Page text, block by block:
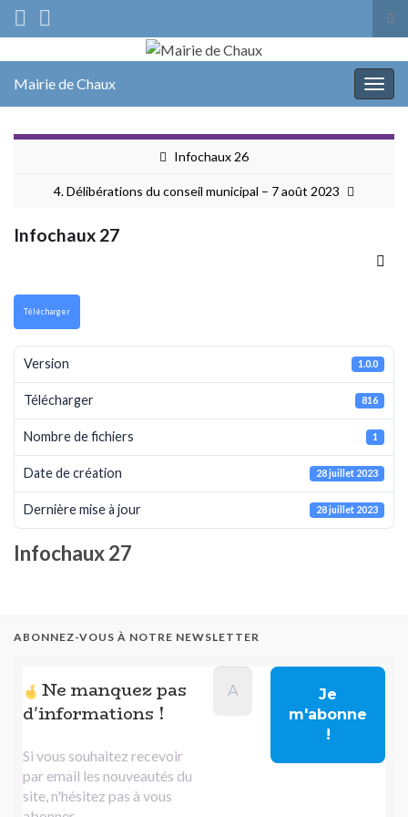
Search for:
Mairie de Chaux
Infochaux 26
4. Délibérations du conseil municipal – 7 août 2023
Infochaux 27
Télécharger
Version 1.0.0
Télécharger 816
Nombre de fichiers 1
Date de création 28 juillet 2023
Dernière mise à jour 28 juillet 2023
Infochaux 27
ABONNEZ-VOUS À NOTRE NEWSLETTER
Ne manquez pas
d'informations !
Si vous souhaitez recevoir
par email les nouveautés du
site, n'hésitez pas à vous